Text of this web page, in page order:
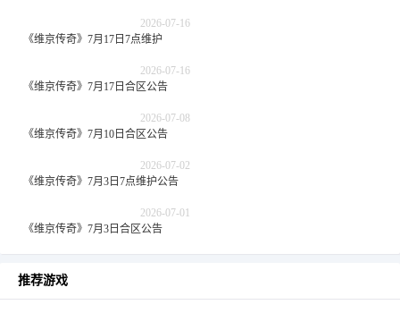
2026-07-16
《维京传奇》7月17日7点维护
2026-07-16
《维京传奇》7月17日合区公告
2026-07-08
《维京传奇》7月10日合区公告
2026-07-02
《维京传奇》7月3日7点维护公告
2026-07-01
《维京传奇》7月3日合区公告
推荐游戏